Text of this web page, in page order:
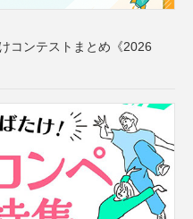
コンテストまとめ《2026